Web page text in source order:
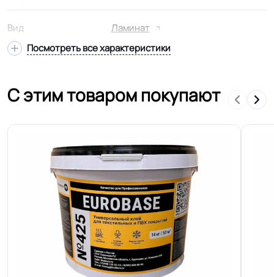
Вид Ламинат
На подложку листовую или
рулонную
1.754 м.кв
Страна производства Россия
Область применения
Для пола, Для дома, Для спальни,
Для модульных зданий, Для
квартиры, Для строителей, Для
Посмотреть все характеристики
С этим товаром покупают